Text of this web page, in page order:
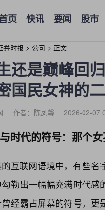
首页 快讯 要闻 股市
券时报 > 公司 > 正文
还是巅峰回
国民女神的
作者：陈凤馨 2026-02-07
时代的符号：那个
互联网语境中，有些名
勒出一幅幅充满时代
经霸占屏幕的符号，